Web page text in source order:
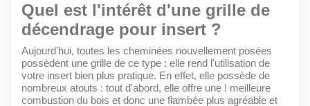
Quel est l'intérêt d'une grille de
décendrage pour insert ?
Aujourd'hui, toutes les cheminées nouvellement posées
possèdent une grille de ce type : elle rend l'utilisation de
votre insert bien plus pratique. En effet, elle possède de
nombreux atouts : tout d'abord, elle offre une ! meilleure
combustion du bois et donc une flambée plus agréable et